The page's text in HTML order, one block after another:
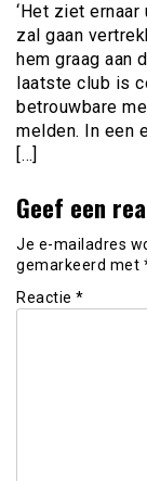
‘Het ziet
zal gaan
hem graag aan
laatste club is
betrouwbare
melden. In een
[…]
Geef een
Je e-mailadres
gemarkeerd met
Reactie *